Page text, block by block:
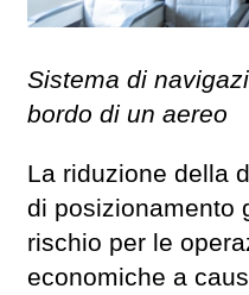
Sistema di
bordo di un aereo
La riduzione della
di posizionamento
rischio per le
economiche a